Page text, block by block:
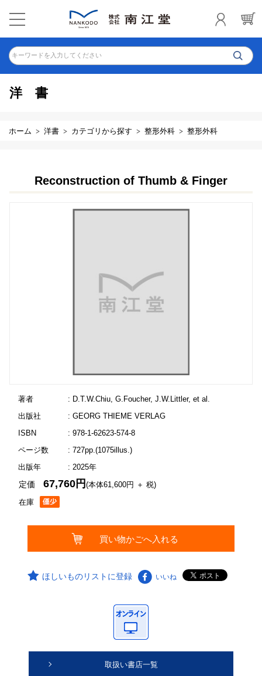
キーワードを入力してください
洋書
ホーム 洋書 カテゴリから探す 整形外科 整形外科
Reconstruction of Thumb & Finger
著者
: D.T.W.Chiu, G.Foucher, J.W.Littler, et al.
出版社
: GEORG THIEME VERLAG
ISBN
: 978-1-62623-574-8
ページ数
: 727pp.(1075illus.)
出版年
: 2025年
在庫
定価67,760円(本体61,600円 ＋ 税)
ほしいものリストに登録 いいね
取扱い書店一覧